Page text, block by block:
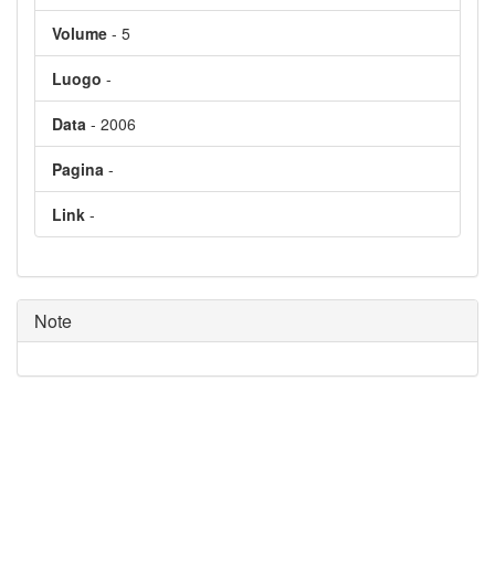
Volume - 5
Luogo -
Data - 2006
Pagina -
Link -
Note